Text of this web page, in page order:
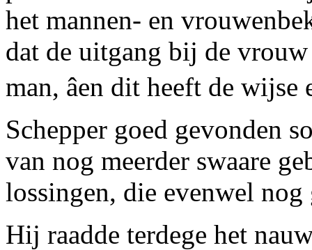
het mannen- en
dat de uitgang bij de
man, âen dit heeft de
Schepper goed gevonden
van nog meerder swaare
lossingen, die evenwel
Hij raadde terdege het